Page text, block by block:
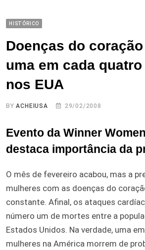
HISTÓRICO
Doenças do
uma em cada
nos EUA
BYACHEIUSA 29/02/2008
Evento da Winner
destaca importância da
O mês de fevereiro acabou, mas a
mulheres com as doenças do
constante. Afinal, os ataques
número um de mortes entre a
Estados Unidos. Na verdade, uma
mulheres na América morrem de